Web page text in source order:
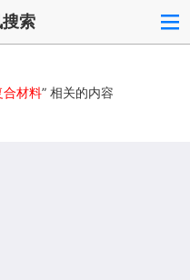
索
合材料” 相关的内容